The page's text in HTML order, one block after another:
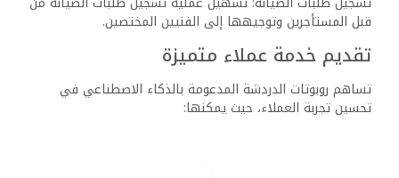
قبل المستأجرين وتوجيهها إلى الفنيين المختصين.
تقديم خدمة عملاء متميزة
تساهم روبوتات الدردشة المدعومة بالذكاء الاصطناعي في
تحسين تجربة العملاء، حيث يمكنها: